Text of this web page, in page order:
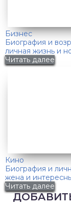
Бизнес
Биография и
личная жизнь и
Читать далее
Кино
Биография и
жена и
Читать далее